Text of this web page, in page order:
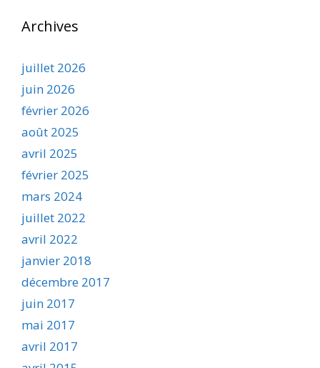
Archives
juillet 2026
juin 2026
février 2026
août 2025
avril 2025
février 2025
mars 2024
juillet 2022
avril 2022
janvier 2018
décembre 2017
juin 2017
mai 2017
avril 2017